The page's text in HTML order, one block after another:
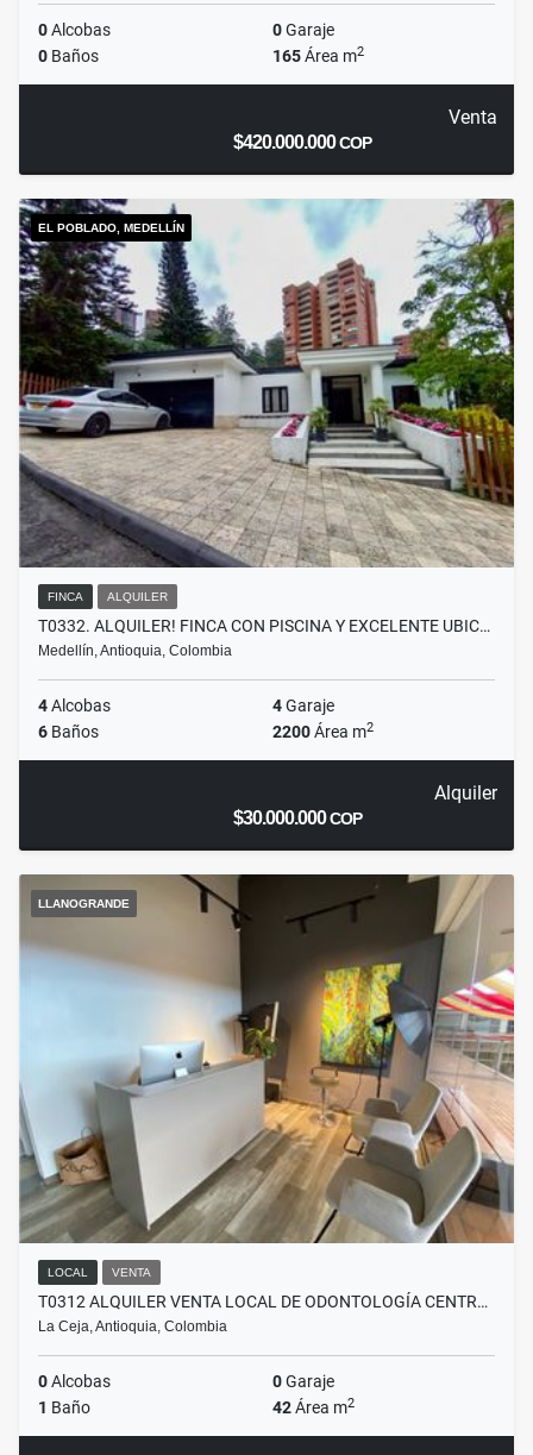
0Alcobas 0Garaje
0 Baños 165Área m2
Venta
$420.000.000COP
EL POBLADO, MEDELLÍN
FINCA ALQUILER
T0332. ALQUILER! FINCA CON PISCINA Y EXCELENTE UBIC…
Medellín, Antioquia, Colombia
4Alcobas 4Garaje
6 Baños 2200Área m2
Alquiler
$30.000.000COP
LLANOGRANDE
LOCAL VENTA
T0312 ALQUILER VENTA LOCAL DE ODONTOLOGÍA CENTR…
La Ceja, Antioquia, Colombia
0Alcobas 0Garaje
1 Baño 42Área m2